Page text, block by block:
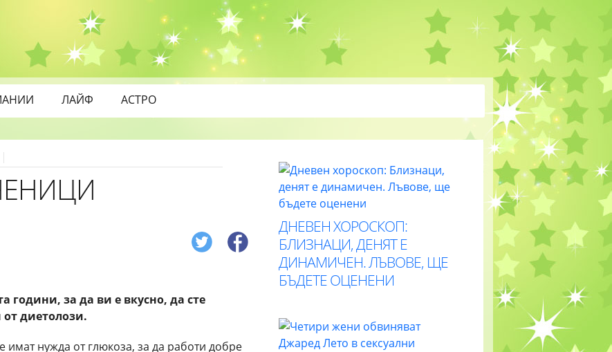
ЛАЙФ АСТРО
години, за да ви е вкусно, да сте
диетолози.
имат нужда от глюкоза, за да работи добре
ДНЕВЕН ХОРОСКОП:
БЛИЗНАЦИ, ДЕНЯТ Е
ДИНАМИЧЕН. ЛЪВОВЕ, ЩЕ
БЪДЕТЕ ОЦЕНЕНИ